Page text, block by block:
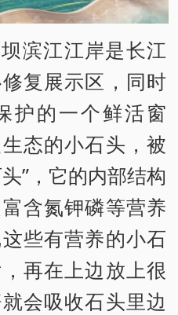
滨江江岸是长江
复展示区，同时
护的一个鲜活窗
态的小石头，被
”，它的内部结构
含氮钾磷等营养
些有营养的小石
再在上边放上很
会吸收石头里边